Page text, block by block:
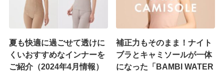
夏も快適に過ごせて透けに
くいおすすめなインナーを
ご紹介（2024年4月情報）
補正力もそのまま！ナイト
ブラとキャミソールが一体
になった「BAMBI WATER